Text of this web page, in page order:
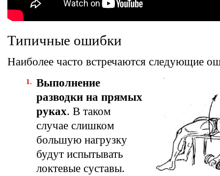
Типичные ошибки
Наиболее часто встречаются следующие
Выполнение
разводки на прямых
руках. В таком
случае слишком
большую нагрузку
будут испытывать
локтевые суставы.